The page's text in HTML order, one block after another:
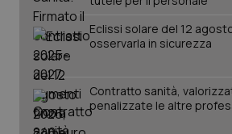
Rene & patologie urogenitali
Salute orale & impianti
Sangue & coagulazione
Eclissi solare del 12
osservarla in sicurezza
Contratto sanità,
penalizzate le altre